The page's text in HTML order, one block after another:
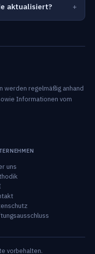
aktualisiert?
werden regelmäßig anhand
Informationen vom
uns
vorbehalten.